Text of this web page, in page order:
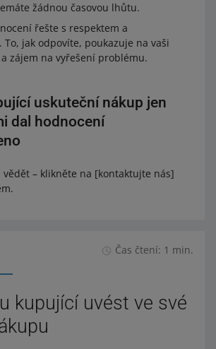
žádnou časovou lhůtu.
řešte s respektem a
jak odpovíte, poukazuje na vaši
zájem na vyřešení problému.
uskuteční nákup jen
dal hodnocení
vědět – klikněte na [kontaktujte nás]
Čas čtení: 1 min.
kupující uvést ve své